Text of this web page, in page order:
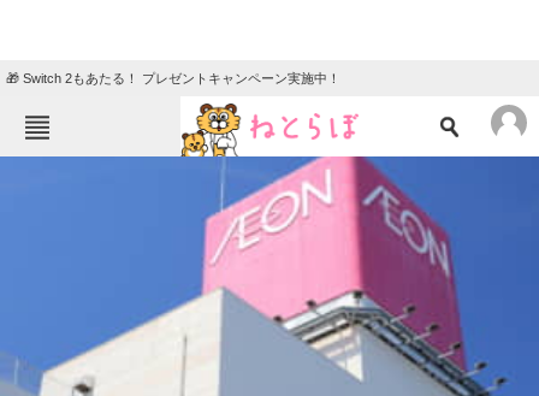
🎁 Switch 2もあたる！ プレゼントキャンペーン実施中！
ニュース
教育・育児
動物